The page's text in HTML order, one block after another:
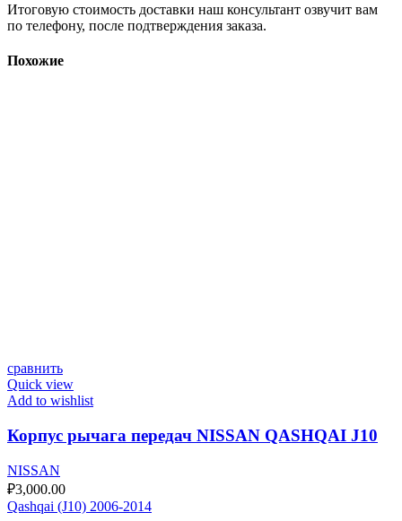
Итоговую стоимость доставки наш консультант озвучит вам
по телефону, после подтверждения заказа.
Похожие
сравнить
Quick view
Add to wishlist
Корпус рычага передач NISSAN QASHQAI J10
NISSAN
₽3,000.00
Qashqai (J10) 2006-2014